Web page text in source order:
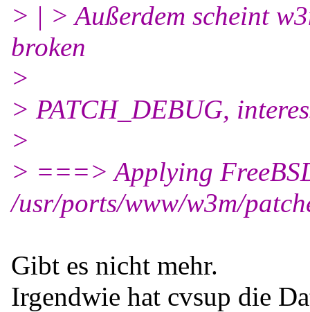
> | > Außerdem scheint
broken
>
> PATCH_DEBUG,
>
> ===> Applying
/usr/ports/www/w3m/
Gibt es nicht mehr.
Irgendwie hat cvsup die